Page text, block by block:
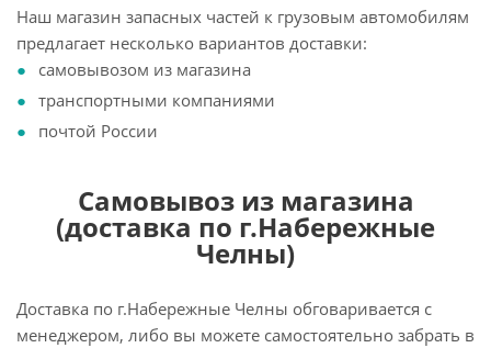
Наш магазин запасных частей к грузовым автомобилям
предлагает несколько вариантов доставки:
самовывозом из магазина
транспортными компаниями
почтой России
Самовывоз из магазина
(доставка по г.Набережные
Челны)
Доставка по г.Набережные Челны обговаривается с
менеджером, либо вы можете самостоятельно забрать в